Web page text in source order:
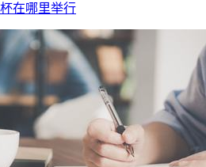
在哪里举行